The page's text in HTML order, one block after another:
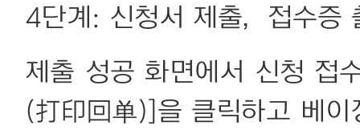
4단계: 신청서 제출，접수증
제출 성공 화면에서 신청 접
(打印回单)]을 클릭하고 베